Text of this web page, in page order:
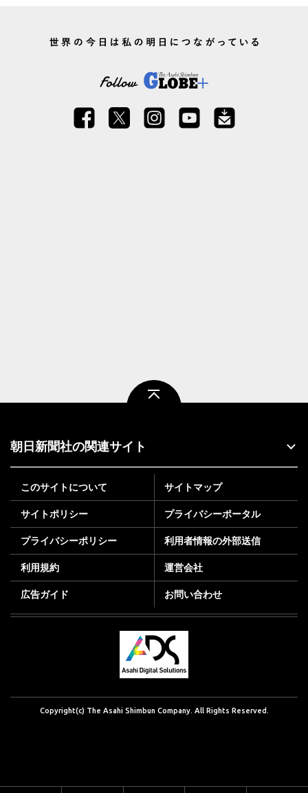
朝日新聞社の関連サイト
このサイトについて サイトマップ
サイトポリシー プライバシーポータル
プライバシーポリシー 利用者情報の外部送信
利用規約 運営会社
広告ガイド お問い合わせ
Copyright(c) The Asahi Shimbun Company. All Rights Reserved.